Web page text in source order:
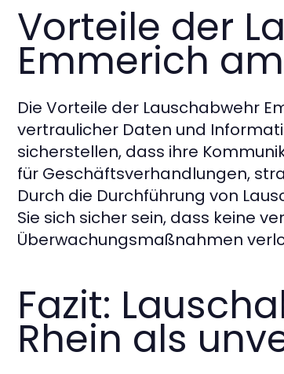
Vorteile der
Emmerich
Die Vorteile der Lauschabwehr
vertraulicher Daten und
sicherstellen, dass ihre
für Geschäftsverhandlungen,
Durch die Durchführung von
Sie sich sicher sein, dass keine
Überwachungsmaßnahmen
Fazit:
Rhein als